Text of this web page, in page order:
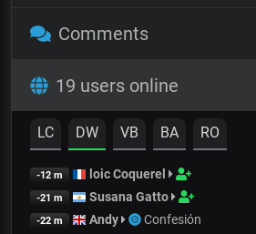
Comments
19 users online
LC DW VB BA RO
-12 m loic Coquerel
-21 m Susana Gatto
-22 m Andy Confesión